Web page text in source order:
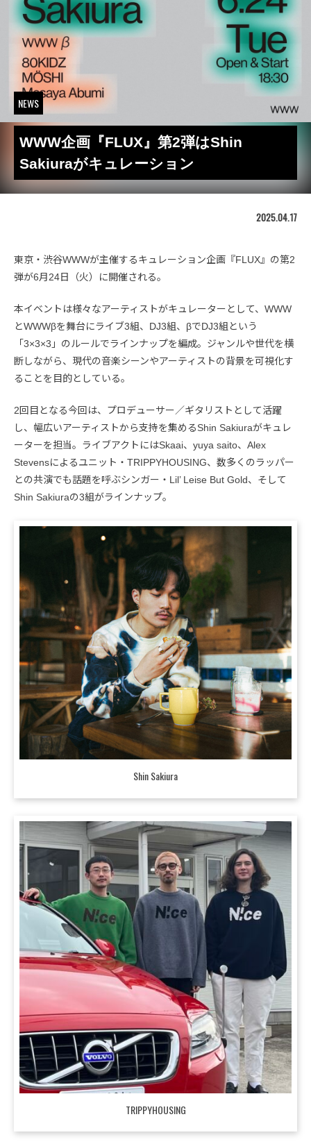
NEWS
WWW企画『FLUX』第2弾はShin
Sakiuraがキュレーション
2025.04.17
東京・渋谷WWWが主催するキュレーション企画『FLUX』の第2
弾が6月24日（火）に開催される。
本イベントは様々なアーティストがキュレーターとして、WWW
とWWWβを舞台にライブ3組、DJ3組、βでDJ3組という
「3×3×3」のルールでラインナップを編成。ジャンルや世代を横
断しながら、現代の音楽シーンやアーティストの背景を可視化す
ることを目的としている。
2回目となる今回は、プロデューサー／ギタリストとして活躍
し、幅広いアーティストから支持を集めるShin Sakiuraがキュレ
ーターを担当。ライブアクトにはSkaai、yuya saito、Alex
Stevensによるユニット・TRIPPYHOUSING、数多くのラッパー
との共演でも話題を呼ぶシンガー・Lil’ Leise But Gold、そして
Shin Sakiuraの3組がラインナップ。
Shin Sakiura
TRIPPYHOUSING